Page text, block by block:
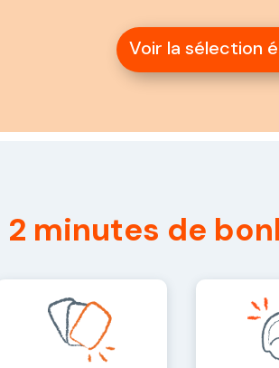
Voir la sélection
2 minutes de